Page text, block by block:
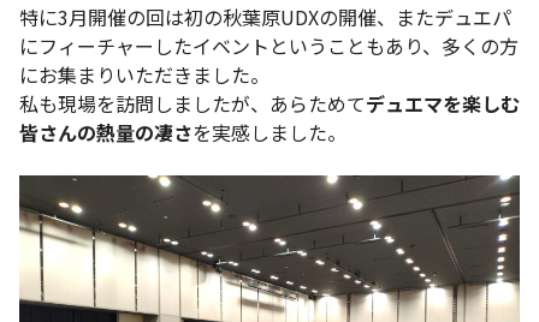
特に3月開催の回は初の秋葉原UDXの開催、またデュエパ
にフィーチャーしたイベントということもあり、多くの方
にお集まりいただきました。
私も現場を訪問しましたが、あらためてデュエマを楽しむ
皆さんの熱量の凄さを実感しました。